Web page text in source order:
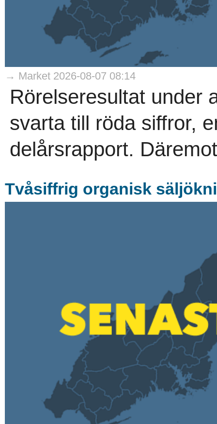
→ Market 2026-08-07 08:14
Rörelseresultat under
svarta till röda siffror,
delårsrapport.
Tvåsiffrig organisk